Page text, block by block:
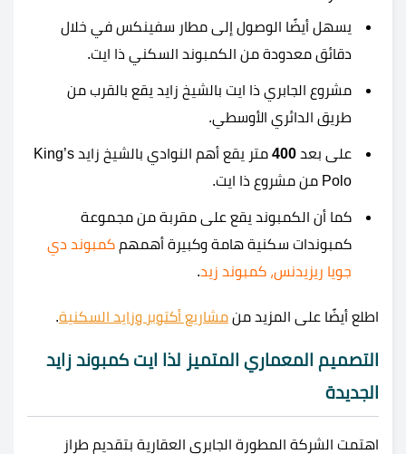
يسهل أيضًا الوصول إلى مطار سفينكس في خلال
دقائق معدودة من الكمبوند السكني ذا ايت.
مشروع الجابري ذا ايت بالشيخ زايد يقع بالقرب من
طريق الدائري الأوسطي.
على بعد 400
متر يقع أهم النوادي بالشيخ زايد King’s
Polo من مشروع ذا ايت.
كما أن الكمبوند يقع على مقربة من مجموعة
كمبوندات سكنية هامة وكبيرة أهمهم كمبوند دي
جويا ريزيدنس، كمبوند زيد.
اطلع أيضًا على المزيد من مشاريع أكتوبر وزايد السكنية.
التصميم المعماري المتميز لذا ايت كمبوند زايد
الجديدة
اهتمت الشركة المطورة الجابري العقارية بتقديم طراز